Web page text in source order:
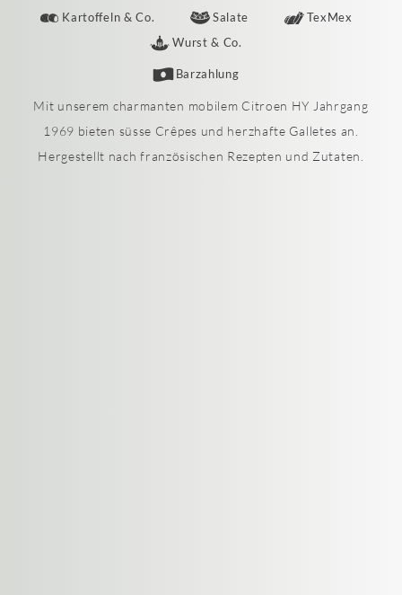
Kartoffeln & Co. Salate
TexMex
Wurst & Co.
Barzahlung
Mit unserem charmanten mobilem Citroen HY Jahrgang
1969 bieten süsse Crêpes und herzhafte Galletes an.
Hergestellt nach französischen Rezepten und Zutaten.